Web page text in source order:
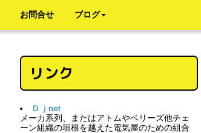
お問合せ ブログ
リンク
Ｄｊnet
メーカ系列、またはアトムやベリーズ他チェ
ーン組織の垣根を越えた電気屋のための組合